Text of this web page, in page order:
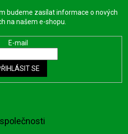
budeme zasílat informace o nových
na našem e-shopu.
E-mail
SE